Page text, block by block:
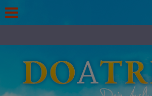
to
content